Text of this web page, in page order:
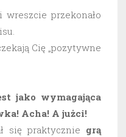
wreszcie przekonało
Cię „pozytywne
jako wymagająca
Acha! A jużci!
się praktycznie grą